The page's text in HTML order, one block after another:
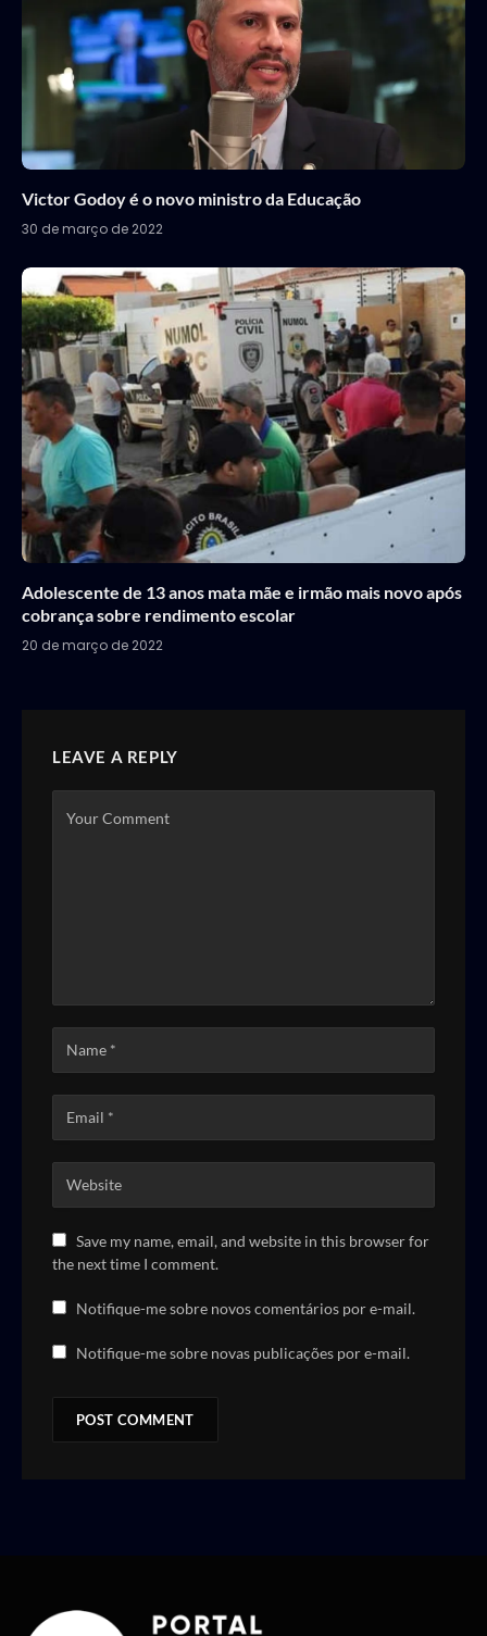
Victor Godoy é o novo ministro da Educação
30 de março de 2022
Adolescente de 13 anos mata mãe e irmão mais novo após
cobrança sobre rendimento escolar
20 de março de 2022
LEAVE A REPLY
Save my name, email, and website in this browser for
the next time I comment.
Notifique-me sobre novos comentários por e-mail.
Notifique-me sobre novas publicações por e-mail.